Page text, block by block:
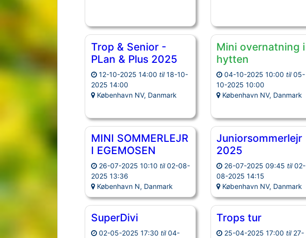
Trop & Senior -
PLan & Plus 2025
12-10-2025 14:00 til 18-10-
2025 14:00
København NV, Danmark
Mini overnatning i
hytten
04-10-2025 10:00 til 05-
10-2025 10:00
København NV, Danmark
MINI SOMMERLEJR
I EGEMOSEN
26-07-2025 10:10 til 02-08-
2025 13:36
København N, Danmark
Juniorsommerlejr
2025
26-07-2025 09:45 til 02-
08-2025 14:15
København NV, Danmark
SuperDivi
02-05-2025 17:30 til 04-
Trops tur
25-04-2025 17:00 til 27-